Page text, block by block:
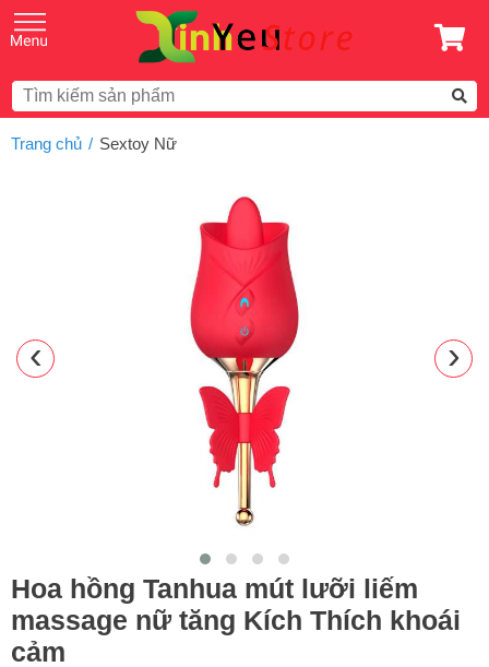
Trang chủ Sextoy Nữ
‹ ›
Hoa hồng Tanhua mút lưỡi liếm
massage nữ tăng Kích Thích khoái
cảm